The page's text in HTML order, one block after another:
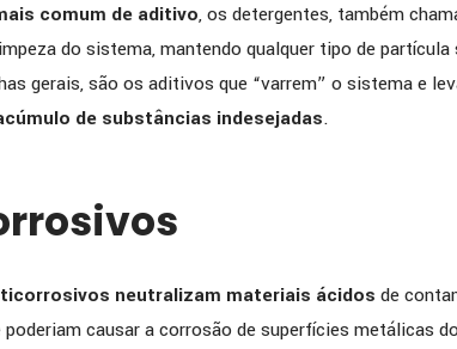
comum de aditivo, os detergentes, também
do sistema, mantendo qualquer tipo de
gerais, são os aditivos que “varrem” o sistema e
de substâncias indesejadas.
neutralizam materiais ácidos de
causar a corrosão de superfícies metálicas